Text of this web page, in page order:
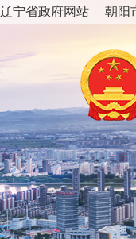
辽宁省政府网站 朝阳